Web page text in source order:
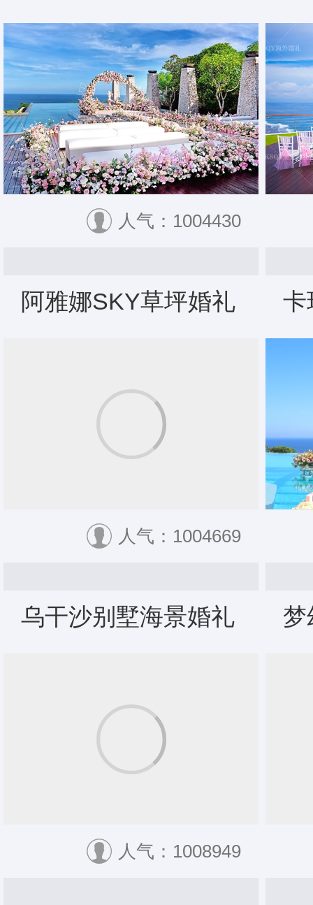
人气：1004430
阿雅娜SKY草坪婚礼
人气：1004669
卡
乌干沙别墅海景婚礼
人气：1008949
梦